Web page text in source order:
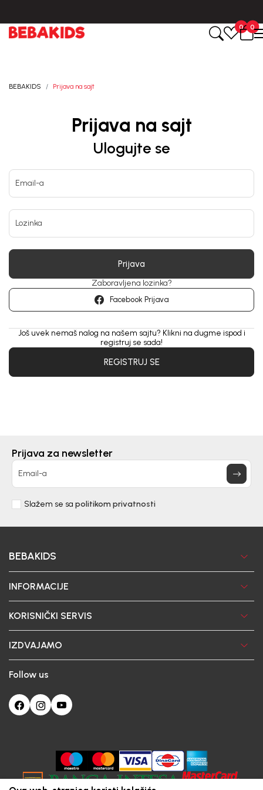
0
0
BEBAKIDS Prijava na sajt
Prijava na sajt
Ulogujte se
Email-a
Lozinka
Prijava
Zaboravljena lozinka?
Facebook Prijava
Još uvek nemaš nalog na našem sajtu? Klikni na dugme ispod i
registruj se sada!
REGISTRUJ SE
Prijava za newsletter
Email-a
Slažem se sa politikom privatnosti
BEBAKIDS
INFORMACIJE
KORISNIČKI SERVIS
IZDVAJAMO
Follow us